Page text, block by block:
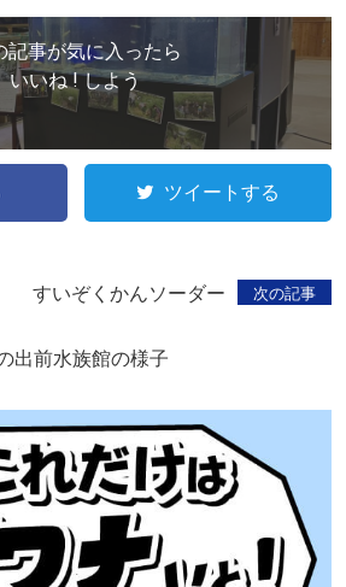
記事が気に入ったら
いいね ! しよう
ツイートする
次の記事
すいぞくかんソーダー
出前水族館の様子